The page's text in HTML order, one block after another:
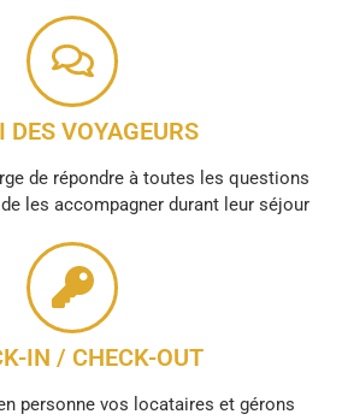
DES VOYAGEURS
de répondre à toutes les questions
les accompagner durant leur séjour
IN / CHECK-OUT
personne vos locataires et gérons